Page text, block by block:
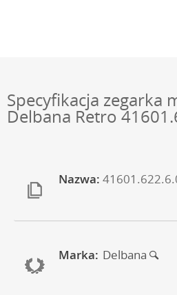
Specyfikacja zegarka
Delbana Retro
Nazwa:
Marka: Delbana